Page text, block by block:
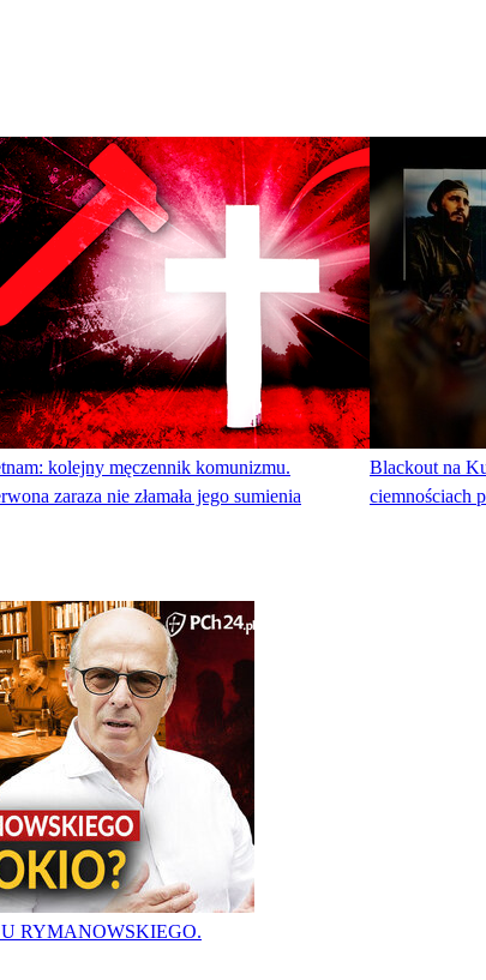
kolejny męczennik komunizmu.
zaraza nie złamała jego sumienia
Blackout na
ciemnościach
RYMANOWSKIEGO.